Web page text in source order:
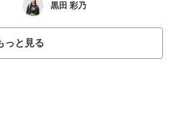
黒田 彩乃
っと見る